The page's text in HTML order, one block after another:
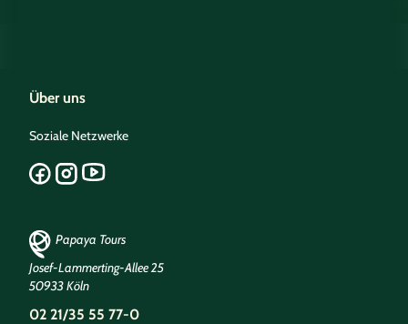
Über uns
Soziale Netzwerke
Papaya Tours
Josef-Lammerting-Allee 25
50933 Köln
02 21/35 55 77-0